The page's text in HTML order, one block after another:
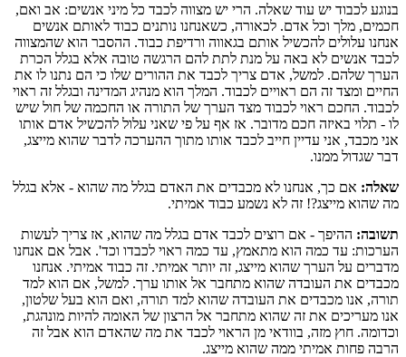
בנוגע לכבוד יש עוד שאלה. הרי יש מצווה לכבד כל מיני אנשים: אב ואם,
חכמים, מלך וכל אדם. לכאורה, כשאנחנו נותנים כבוד לאותם אנשים
אנחנו עלולים להכשיל אותם בגאווה ורדיפת כבוד. ההסבר הוא שהמצווה
לכבד אנשים לא באה על מנת לתת להם הרגשה טובה אלא בגלל הכרת
הערך שלהם. למשל, אדם צריך לכבד את ההורים שלו כי הם נתנו לו את
החיים ומצד זה הם ראויים לכבוד. המלך הוא מנהיג המדינה ובגלל זה ראוי
לכבוד. החכם ראוי לכבוד מצד הערך של התורה או החכמה של חול שיש
לו - תלוי באיזה חכם מדובר. אז אף על פי שאני עלול להכשיל אדם אותו
אני מכבד, אני עדיין חייב לכבד אותו מתוך ההערכה לדבר שהוא מייצג,
דבר שגדול ממנו.
שאלה: אם כך, אנחנו לא מכבדים את האדם בגלל מה שהוא - אלא בגלל
מה שהוא מייצג?! זה לא נשמע כבוד אמיתי.
תשובה: ההיפך - אם רוצים לכבד אדם בגלל מה שהוא, אז צריך לעשות
הערכות: עד כמה הוא מתאמץ, עד כמה ראוי לכבדו וכד'. אבל אם אנחנו
מדברים על הערך שהוא מייצג, זה יותר אמיתי. זה כבוד אמיתי. אנחנו
מכבדים את העובדה שהוא מתחבר אל אותו ערך. למשל, אם הוא למד
תורה, אנו מכבדים את העובדה שהוא למד תורה, ואם הוא בעל שלטון,
אנו מעריכים את זה שהוא מתחבר אל הרצון של האומה להיות מונהגת,
וכדומה. חוץ מזה, בוודאי מן הראוי לכבד את מה שהאדם הוא אבל זה
הרבה פחות אמיתי ממה שהוא מייצג.